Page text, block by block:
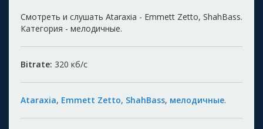
Смотреть и слушать Ataraxia - Emmett Zetto, ShahBass.
Категория - мелодичные.
Bitrate: 320 кб/с
Ataraxia, Emmett Zetto, ShahBass, мелодичные.